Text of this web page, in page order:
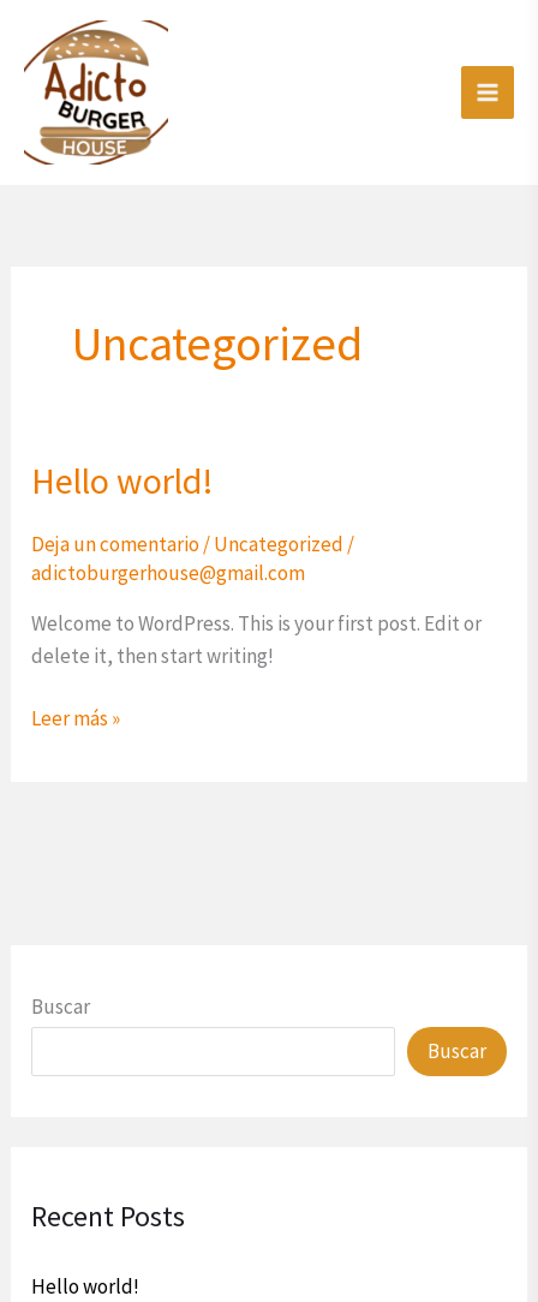
contenido
Uncategorized
Hello world!
Deja un comentario/Uncategorized /
adictoburgerhouse@gmail.com
Welcome to WordPress. This is your first post. Edit or
delete it, then start writing!
Hello
Leer más »
Buscar
Buscar
Recent Posts
Hello world!